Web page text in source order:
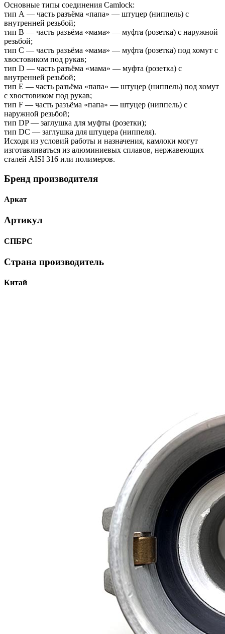
Основные типы соединения Camlock:
тип А — часть разъёма «папа» — штуцер (ниппель) с
внутренней резьбой;
тип B — часть разъёма «мама» — муфта (розетка) с наружной
резьбой;
тип С — часть разъёма «мама» — муфта (розетка) под хомут с
хвостовиком под рукав;
тип D — часть разъёма «мама» — муфта (розетка) с
внутренней резьбой;
тип Е — часть разъёма «папа» — штуцер (ниппель) под хомут
с хвостовиком под рукав;
тип F — часть разъёма «папа» — штуцер (ниппель) с
наружной резьбой;
тип DP — заглушка для муфты (розетки);
тип DC — заглушка для штуцера (ниппеля).
Исходя из условий работы и назначения, камлоки могут
изготавливаться из алюминиевых сплавов, нержавеющих
сталей AISI 316 или полимеров.
Бренд производителя
Аркат
Артикул
СПБРС
Страна производитель
Китай